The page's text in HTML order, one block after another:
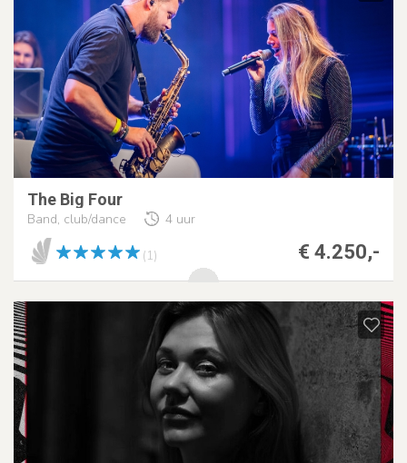
The Big Four
Band, club/dance 4 uur
€ 4.250,-
(1)